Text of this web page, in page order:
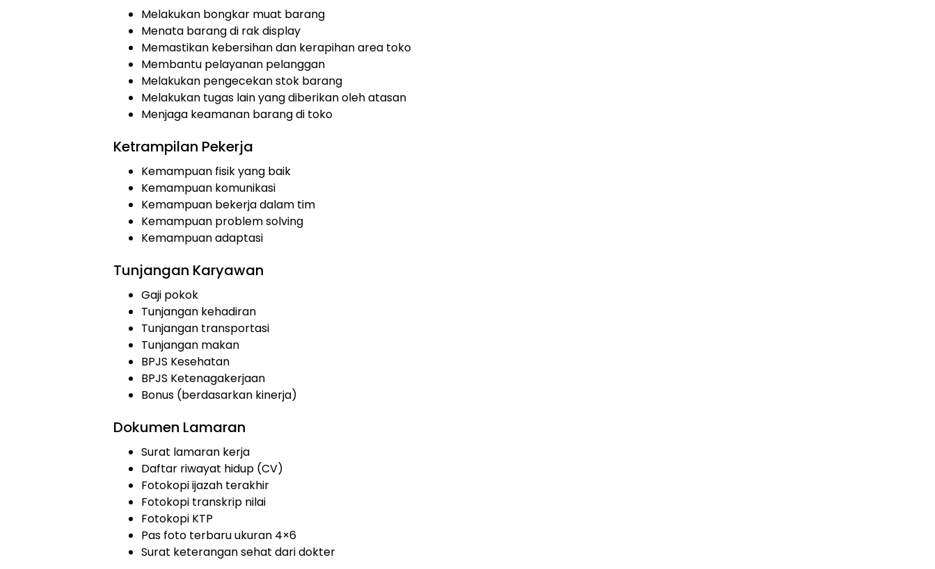
Melakukan bongkar muat barang
Menata barang di rak display
Memastikan kebersihan dan kerapihan area toko
Membantu pelayanan pelanggan
Melakukan pengecekan stok barang
Melakukan tugas lain yang diberikan oleh atasan
Menjaga keamanan barang di toko
Ketrampilan Pekerja
Kemampuan fisik yang baik
Kemampuan komunikasi
Kemampuan bekerja dalam tim
Kemampuan problem solving
Kemampuan adaptasi
Tunjangan Karyawan
Gaji pokok
Tunjangan kehadiran
Tunjangan transportasi
Tunjangan makan
BPJS Kesehatan
BPJS Ketenagakerjaan
Bonus (berdasarkan kinerja)
Dokumen Lamaran
Surat lamaran kerja
Daftar riwayat hidup (CV)
Fotokopi ijazah terakhir
Fotokopi transkrip nilai
Fotokopi KTP
Pas foto terbaru ukuran 4×6
Surat keterangan sehat dari dokter